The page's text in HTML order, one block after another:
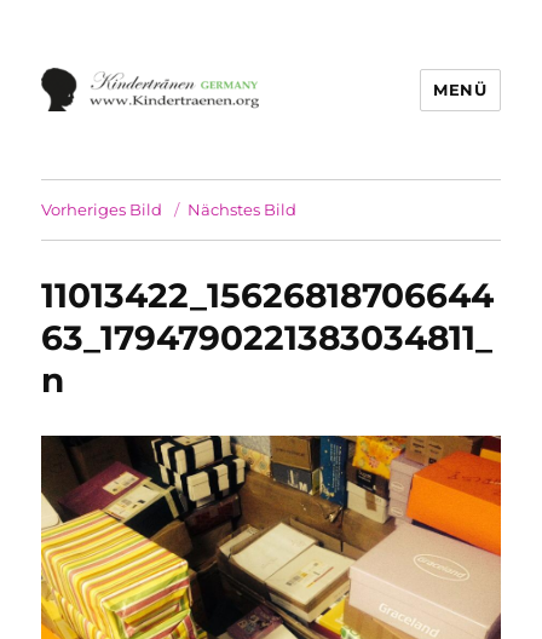
MENÜ
Vorheriges Bild Nächstes Bild
11013422_15626818706644
63_1794790221383034811_
n